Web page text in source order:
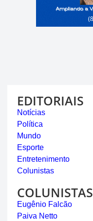
EDITORIAIS
Notícias
Política
Mundo
Esporte
Entretenimento
Colunistas
COLUNISTAS
Eugênio Falcão
Paiva Netto